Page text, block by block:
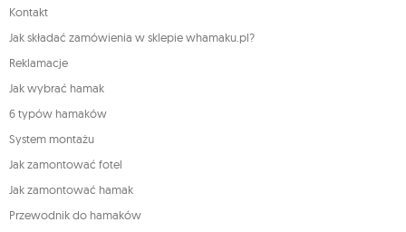
Kontakt
Jak składać zamówienia w sklepie whamaku.pl?
Reklamacje
Jak wybrać hamak
6 typów hamaków
System montażu
Jak zamontować fotel
Jak zamontować hamak
Przewodnik do hamaków